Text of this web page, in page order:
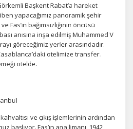
Başkent Rabat’a hareket
yapacağımız panoramik şehir
bağımsızlığının öncüsü
anısına inşa edilmiş Muhammed V
göreceğimiz yerler arasındadır.
otelimize transfer.
otelde.
ve çıkış işlemlerinin ardından
başlıyor. Fas’ın ana limanı, 1942